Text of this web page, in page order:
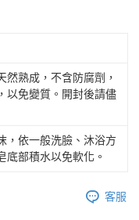
然熟成，不含防腐劑，
以免變質。開封後請儘
，依一般洗臉、沐浴方
底部積水以免軟化。
客服